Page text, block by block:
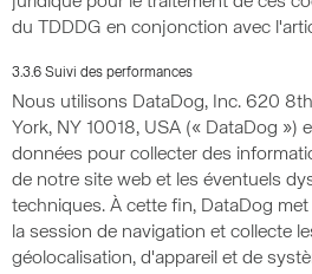
du TDDDG en conjonction avec
3.3.6 Suivi des performances
Nous utilisons DataDog, Inc. 620
York, NY 10018, USA (« DataDog »)
données pour collecter des
de notre site web et les éventuels
techniques. À cette fin, DataDog
la session de navigation et collecte
géolocalisation, d'appareil et de